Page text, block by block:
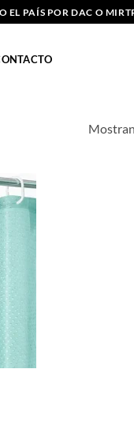
EL PAÍS POR DAC O
Añadir